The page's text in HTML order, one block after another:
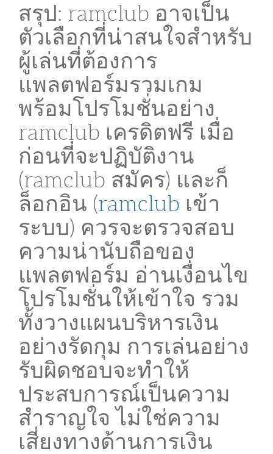
สรุป: ramclub อาจเป็น
ตัวเลือกที่น่าสนใจสำหรับ
ผู้เล่นที่ต้องการ
แพลตฟอร์มรวมเกม
พร้อมโปรโมชั่นอย่าง
ramclub เครดิตฟรี เมื่อ
ก่อนที่จะปฏิบัติงาน
(ramclub สมัคร) และก็
ล็อกอิน (ramclub เข้า
ระบบ) ควรจะตรวจสอบ
ความน่านับถือของ
แพลตฟอร์ม อ่านเงื่อนไข
โปรโมชั่นให้เข้าใจ รวม
ทั้งวางแผนบริหารเงิน
อย่างรัดกุม การเล่นอย่าง
รับผิดชอบจะทำให้
ประสบการณ์เป็นความ
สำราญใจ ไม่ใช่ความ
เสี่ยงทางด้านการเงิน